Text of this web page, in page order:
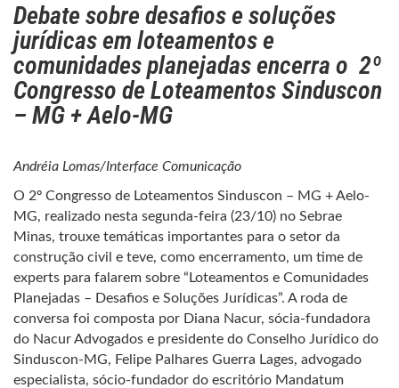
Debate sobre desafios e soluções
jurídicas em loteamentos e
comunidades planejadas encerra o 2º
Congresso de Loteamentos Sinduscon
– MG + Aelo-MG
Andréia Lomas/Interface Comunicação
O 2º Congresso de Loteamentos Sinduscon – MG + Aelo-
MG, realizado nesta segunda-feira (23/10) no Sebrae
Minas, trouxe temáticas importantes para o setor da
construção civil e teve, como encerramento, um time de
experts para falarem sobre “Loteamentos e Comunidades
Planejadas – Desafios e Soluções Jurídicas”. A roda de
conversa foi composta por Diana Nacur, sócia-fundadora
do Nacur Advogados e presidente do Conselho Jurídico do
Sinduscon-MG, Felipe Palhares Guerra Lages, advogado
especialista, sócio-fundador do escritório Mandatum